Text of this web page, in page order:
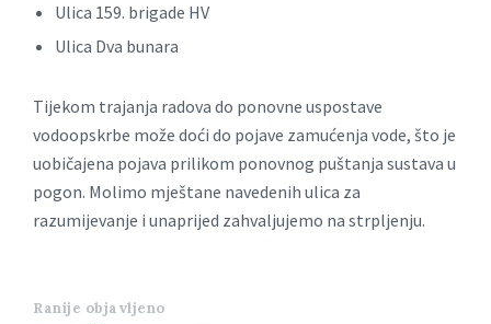
Ulica 159. brigade HV
Ulica Dva bunara
Tijekom trajanja radova do ponovne uspostave
vodoopskrbe može doći do pojave zamućenja vode, što je
uobičajena pojava prilikom ponovnog puštanja sustava u
pogon. Molimo mještane navedenih ulica za
razumijevanje i unaprijed zahvaljujemo na strpljenju.
Ranije objavljeno